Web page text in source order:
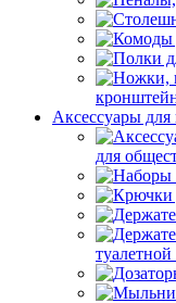
Аксессуары для
для
туалетной